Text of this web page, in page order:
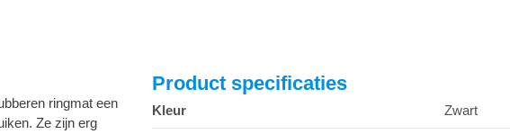
ringmat een
Ze zijn erg
Product specificaties
Kleur Zwart